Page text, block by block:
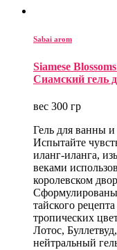
Sabai arom
Siamese
Сиамский гель
вес 300 гр
Гель для ванны
Испытайте
иланг-иланга,
веками
королевском
Сформулированы
тайского
тропических
Лотос,
нейтральный